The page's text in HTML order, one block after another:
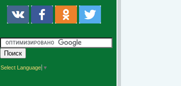
Select Language ▼